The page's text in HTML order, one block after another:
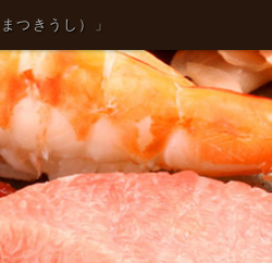
つきうし）」